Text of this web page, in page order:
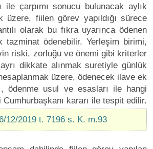
ile çarpımı sonucu bulunacak aylık
üzere, fiilen görev yapıldığı sürece
olarak bu fıkra uyarınca ödenen
tazminat ödenebilir. Yerleşim birimi,
riski, zorluğu ve önemi gibi kriterler
dikkate alınmak suretiyle günlük
üzere, ödenecek ilave ek
ödenme usul ve esasları ile hangi
kararı ile tespit edilir.
12/2019 t. 7196 s. K. m.93